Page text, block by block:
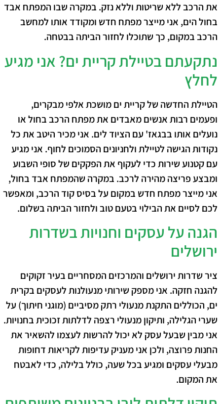
את הרכב ללא שריטות וללא נזק. במקרה שבו המפתח אבד
בחול הים, אני מייצר מפתח חדש ומקודד אותו למחשב
הרכב במקום, כך שתוכלו לחזור הביתה בבטחה.
נתקעתם בטיילת קריית ים? אני מגיע
לחלץ
הטיילת החדשה של קריית ים מושכת אלפי מבקרים,
ופעמים רבות אנשים מאבדים את מפתח הרכב בחול או
נועלים אותו בבגאז' עם הציוד לים. אני מכיר היטב את כל
נקודות הגישה לטיילת ולחניונים הסמוכים לחוף. אני מגיע
עם קטנוע שירות כדי לעקוף את הפקקים של סופי השבוע
ומבצע פריצה מהירה לרכב. במקרה שהמפתח אבד בחול,
אני מייצר מפתח חדש במקום על בסיס קוד הרכב, ומאפשר
לכם לסיים את הבילוי בטעם טוב ולחזור הביתה בשלום.
הגנה על עסקים וחנויות בשדרות
ירושלים
ציר שדרות ירושלים והמרכזים המסחריים בעיר זקוקים
להגנה חזקה. אני מספק שירותי מנעולנות לעסקים בקרית
ים, הכוללים התקנת מנעולי רתק מסיביים (מוגני חיתוך) על
שערי הגלילה, ותיקון מנעולי רצפה לדלתות זכוכית בחנויות.
אני מבין שבעל עסק לא יכול להרשות לעצמו להשאיר את
החנות פרוצה, ולכן אני מעניק עדיפות לקריאות דחופות
מבעלי עסקים ומגיע בכל שעה, כולל בלילה, כדי לאבטח
את המקום.